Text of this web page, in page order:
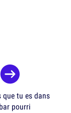
que tu es dans
pourri